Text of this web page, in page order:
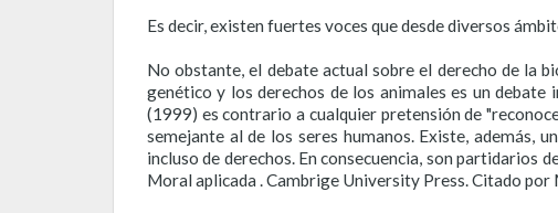
Es decir, existen fuertes voces que desde diversos
No obstante, el debate actual sobre el derecho de la
genético y los derechos de los animales es un
(1999) es contrario a cualquier pretensión de
semejante al de los seres humanos. Existe, además,
incluso de derechos. En consecuencia, son partidarios
Moral aplicada . Cambrige University Press. Citado por